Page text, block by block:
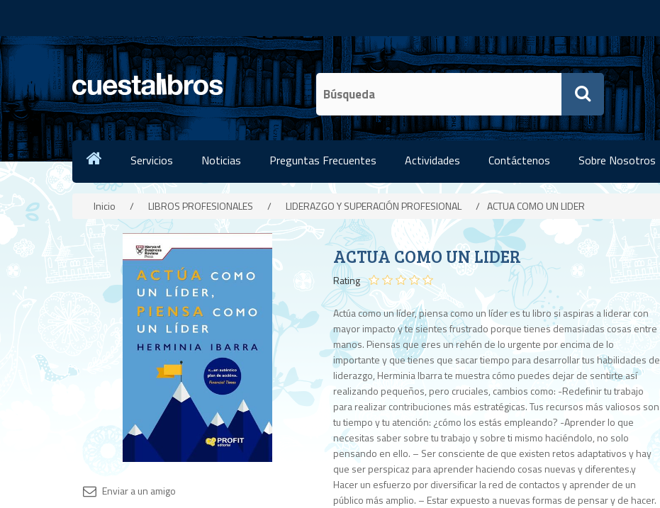
Servicios Noticias Preguntas Frecuentes Actividades Contáctenos Sobre Nosotros
Inicio / LIBROS PROFESIONALES / LIDERAZGO Y SUPERACIÓN PROFESIONAL / ACTUA COMO UN LIDER
ACTUA COMO UN LIDER
Rating
Actúa como un líder, piensa como un líder es tu libro si aspiras a liderar con
mayor impacto y te sientes frustrado porque tienes demasiadas cosas entre
manos. Piensas que eres un rehén de lo urgente por encima de lo
importante y que tienes que sacar tiempo para desarrollar tus habilidades de
liderazgo, Herminia Ibarra te muestra cómo puedes dejar de sentirte así
realizando pequeños, pero cruciales, cambios como: -Redefinir tu trabajo
para realizar contribuciones más estratégicas. Tus recursos más valiosos son
tu tiempo y tu atención: ¿cómo los estás empleando? -Aprender lo que
necesitas saber sobre tu trabajo y sobre ti mismo haciéndolo, no solo
pensando en ello. – Ser consciente de que existen retos adaptativos y hay
que ser perspicaz para aprender haciendo cosas nuevas y diferentes.y
Hacer un esfuerzo por diversificar la red de contactos y aprender de un
público más amplio. – Estar expuesto a nuevas formas de pensar y de hacer.